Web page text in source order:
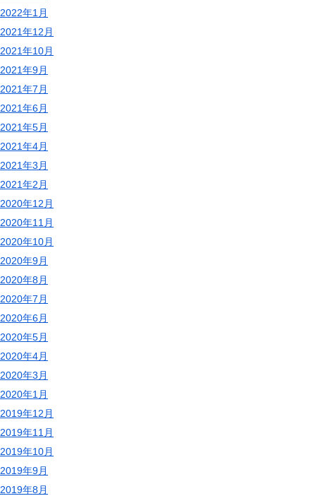
2022年1月
2021年12月
2021年10月
2021年9月
2021年7月
2021年6月
2021年5月
2021年4月
2021年3月
2021年2月
2020年12月
2020年11月
2020年10月
2020年9月
2020年8月
2020年7月
2020年6月
2020年5月
2020年4月
2020年3月
2020年1月
2019年12月
2019年11月
2019年10月
2019年9月
2019年8月